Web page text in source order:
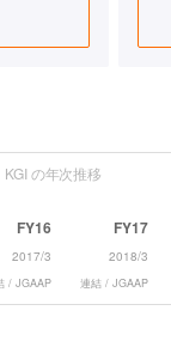
の年次推移
FY16
2017/3
/ JGAAP
FY17
2018/3
連結 / JGAAP